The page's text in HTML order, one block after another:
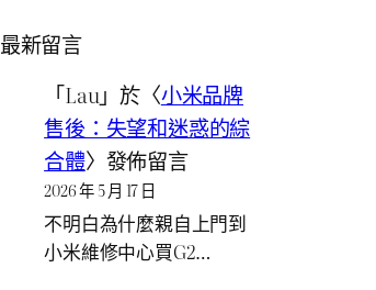
最新留言
「Lau」於〈小米品牌
售後：失望和迷惑的綜
合體〉發佈留言
2026 年 5 月 17 日
不明白為什麼親自上門到
小米維修中心買G2…